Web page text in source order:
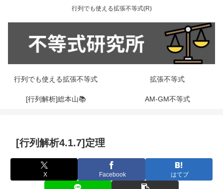
行列でも使える拡張不等式(R)
行列でも使える拡張不等式 拡張不等式
[行列解析]総本山📚 AM-GM不等式
[行列解析4.1.7]定理
X Facebook はてブ